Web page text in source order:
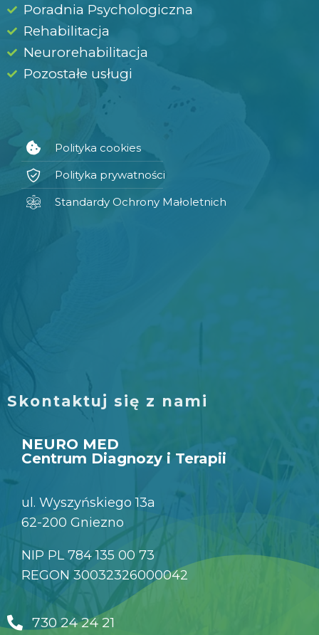
Poradnia Psychologiczna
Rehabilitacja
Neurorehabilitacja
Pozostałe usługi
Polityka cookies
Polityka prywatności
Standardy Ochrony Małoletnich
Skontaktuj się z nami
NEURO MED
Centrum Diagnozy i Terapii
ul. Wyszyńskiego 13a
62-200 Gniezno
NIP PL 784 135 00 73
REGON 30032326000042
730 24 24 21